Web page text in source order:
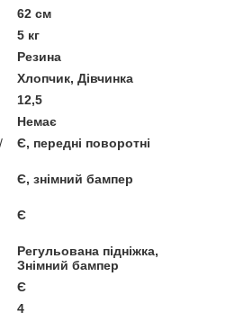
62 см
5 кг
Резина
Хлопчик, Дівчинка
12,5
Немає
Є, передні поворотні
Є, знімний бампер
Є
Регульована підніжка,
Знімний бампер
Є
4